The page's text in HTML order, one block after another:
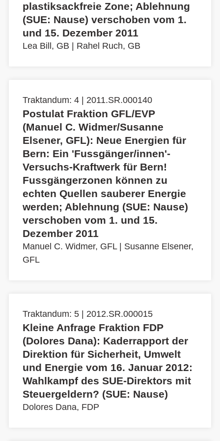
plastiksackfreie Zone; Ablehnung
(SUE: Nause) verschoben vom 1.
und 15. Dezember 2011
Lea Bill, GB Rahel Ruch, GB
Traktandum: 4 | 2011.SR.000140
Postulat Fraktion GFL/EVP
(Manuel C. Widmer/Susanne
Elsener, GFL): Neue Energien für
Bern: Ein 'Fussgänger/innen'-
Versuchs-Kraftwerk für Bern!
Fussgängerzonen können zu
echten Quellen sauberer Energie
werden; Ablehnung (SUE: Nause)
verschoben vom 1. und 15.
Dezember 2011
Manuel C. Widmer, GFL| Susanne Elsener,
GFL
Traktandum: 5 | 2012.SR.000015
Kleine Anfrage Fraktion FDP
(Dolores Dana): Kaderrapport der
Direktion für Sicherheit, Umwelt
und Energie vom 16. Januar 2012:
Wahlkampf des SUE-Direktors mit
Steuergeldern? (SUE: Nause)
Dolores Dana, FDP